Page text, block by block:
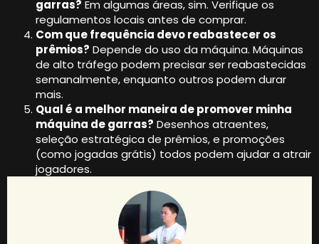
garras? Em algumas áreas, sim. Verifique os
regulamentos locais antes de comprar.
Com que frequência devo reabastecer os
prêmios? Depende do uso da máquina. Máquinas
de alto tráfego podem precisar ser reabastecidas
semanalmente, enquanto outros podem durar
mais.
Qual é a melhor maneira de promover minha
máquina de garras? Desenhos atraentes,
seleção estratégica de prêmios, e promoções
(como jogadas grátis) todos podem ajudar a atrair
jogadores.